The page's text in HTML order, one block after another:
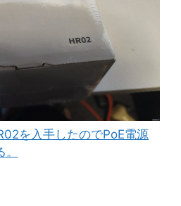
を入手したのでPoE電源